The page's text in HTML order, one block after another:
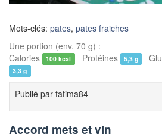
Mots-clés: pates, pates fraiches
Une portion (env. 70 g) :
Calories
100 kcal Protéines 5,3 g
3,3 g
Publié par fatima84
Accord mets et vin